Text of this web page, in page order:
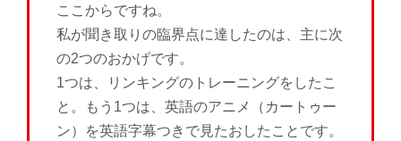
ここからですね。
私が聞き取りの臨界点に達したのは、主に次
の2つのおかげです。
1つは、リンキングのトレーニングをしたこ
と。もう1つは、英語のアニメ（カートゥー
ン）を英語字幕つきで見たおしたことです。